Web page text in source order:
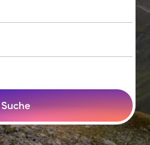
Suche